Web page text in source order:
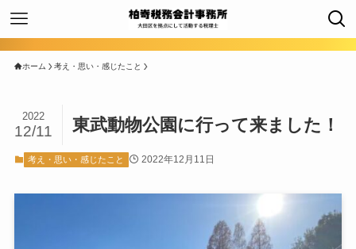
ホーム 考え・思い・感じたこと
東武動物公園に行って来ました！
2022
12/11
考え・思い・感じたこと 2022年12月11日